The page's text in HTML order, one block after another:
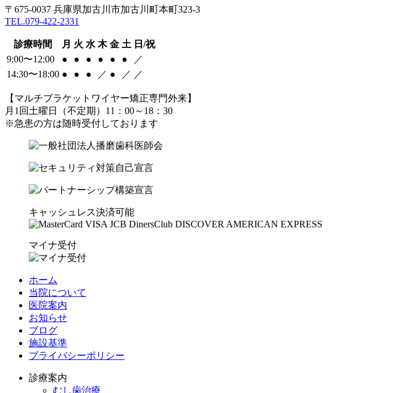
〒675-0037 兵庫県加古川市加古川町本町323-3
TEL.079-422-2331
診療時間 月 火 水 木 金 土 日/祝
9:00〜12:00
● ● ● ● ● ●
／
14:30〜18:00 ● ● ● ／ ● ／ ／
【マルチブラケットワイヤー矯正専門外来】
月1回土曜日（不定期）11：00～18：30
※急患の方は随時受付しております
キャッシュレス決済可能
マイナ受付
ホーム
当院について
医院案内
お知らせ
ブログ
施設基準
プライバシーポリシー
診療案内
むし歯治療